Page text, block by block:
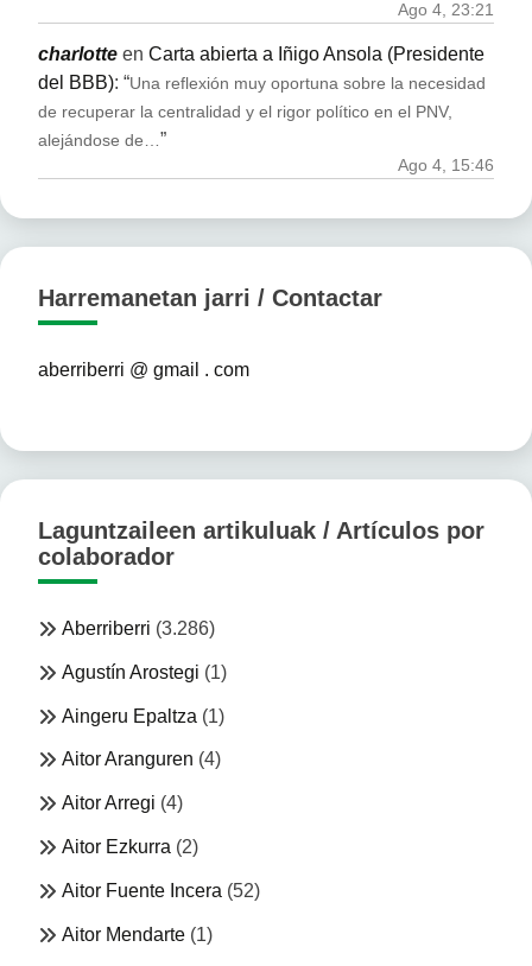
Ago 4, 23:21
charlotte en Carta abierta a Iñigo Ansola (Presidente
del BBB): “Una reflexión muy oportuna sobre la necesidad
de recuperar la centralidad y el rigor político en el PNV,
alejándose de… ”
Ago 4, 15:46
Harremanetan jarri / Contactar
aberriberri @ gmail . com
Laguntzaileen artikuluak / Artículos por
colaborador
Aberriberri (3.286)
Agustín Arostegi (1)
Aingeru Epaltza (1)
Aitor Aranguren (4)
Aitor Arregi (4)
Aitor Ezkurra (2)
Aitor Fuente Incera (52)
Aitor Mendarte (1)